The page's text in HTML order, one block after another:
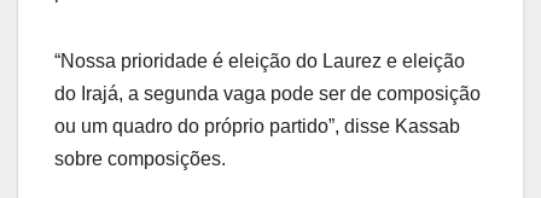
“Nossa prioridade é eleição do Laurez e eleição
do Irajá, a segunda vaga pode ser de composição
ou um quadro do próprio partido”, disse Kassab
sobre composições.